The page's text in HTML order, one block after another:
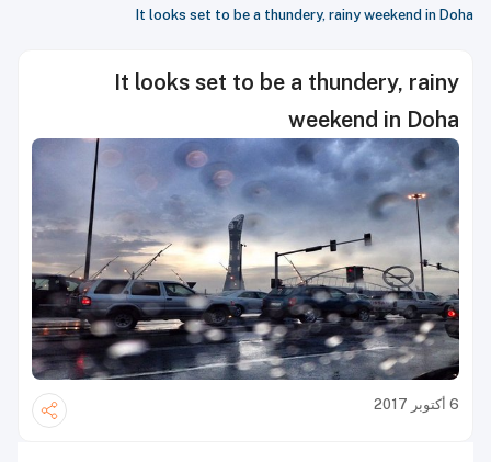
It looks set to be a thundery, rainy weekend in Doha
It looks set to be a thundery, rainy
weekend in Doha
6 أكتوبر 2017